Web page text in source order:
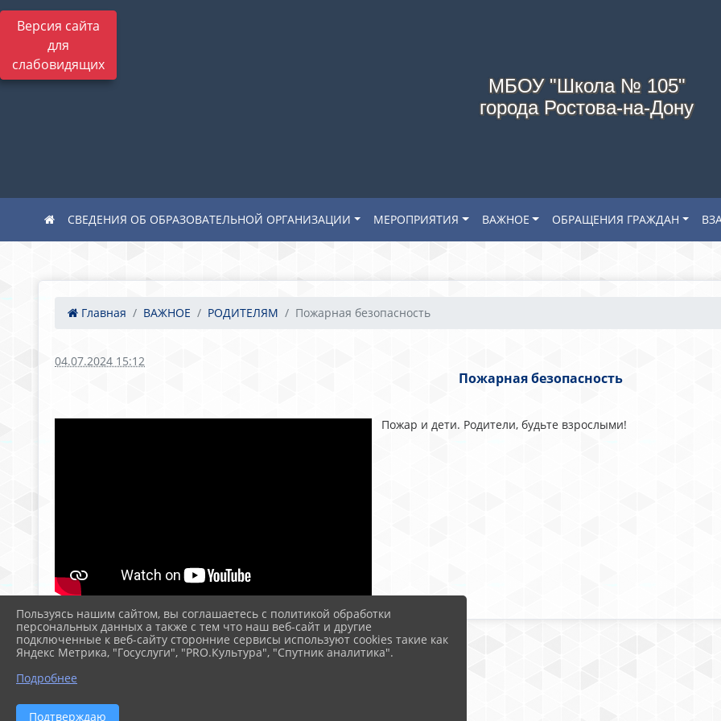
Версия сайта
для
слабовидящих
МБОУ "Школа № 105"
города Ростова-на-Дону
СВЕДЕНИЯ ОБ ОБРАЗОВАТЕЛЬНОЙ ОРГАНИЗАЦИИ МЕРОПРИЯТИЯ ВАЖНОЕ ОБРАЩЕНИЯ ГРАЖДАН
Главная ВАЖНОЕ РОДИТЕЛЯМ Пожарная безопасность
04.07.2024 15:12
Пожарная безопасность
Пожар и дети. Родители, будьте взрослыми!
Пользуясь нашим сайтом, вы соглашаетесь с политикой обработки
персональных данных а также с тем что наш веб-сайт и другие
подключенные к веб-сайту сторонние сервисы используют cookies такие как
Яндекс Метрика, "Госуслуги", "PRO.Культура", "Спутник аналитика".
Подробнее
Подтверждаю